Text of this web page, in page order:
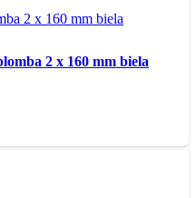
2 x 160 mm biela